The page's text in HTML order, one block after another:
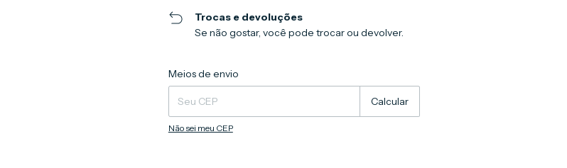
Trocas e devoluções
Se não gostar, você pode trocar ou devolver.
Entregas para o CEP:
Meios de envio
Calcular
Não sei meu CEP